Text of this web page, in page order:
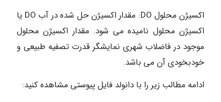
اکسیژن محلول DO: مقدار اکسیژن حل شده در آب DO یا
اکسیژن محلول نامیده می شود. مقدار اکسیژن محلول
موجود در فاضلاب شهری نمایشگر قدرت تصفیه طبیعی و
خودبخودی آن می باشد.
ادامه مطالب زیر را با دانولد فایل پیوستی مشاهده کنید: